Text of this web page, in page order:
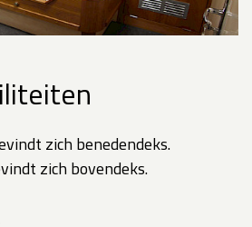
zich benedendeks.
zich bovendeks.